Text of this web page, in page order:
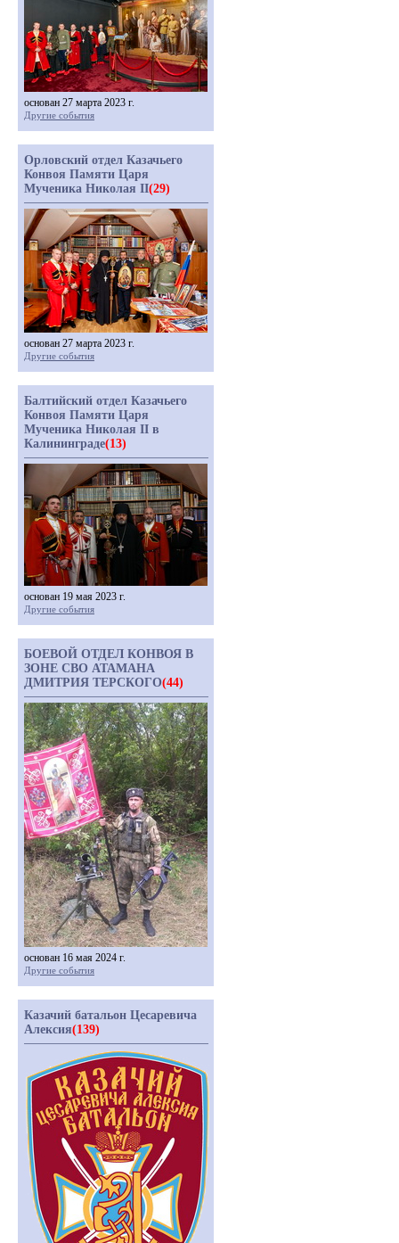
основан 27 марта 2023 г.
Другие события
Орловский отдел Казачьего
Конвоя Памяти Царя
Мученика Николая II(29)
основан 27 марта 2023 г.
Другие события
Балтийский отдел Казачьего
Конвоя Памяти Царя
Мученика Николая II в
Калининграде(13)
основан 19 мая 2023 г.
Другие события
БОЕВОЙ ОТДЕЛ КОНВОЯ В
ЗОНЕ СВО АТАМАНА
ДМИТРИЯ ТЕРСКОГО(44)
основан 16 мая 2024 г.
Другие события
Казачий батальон Цесаревича
Алексия(139)